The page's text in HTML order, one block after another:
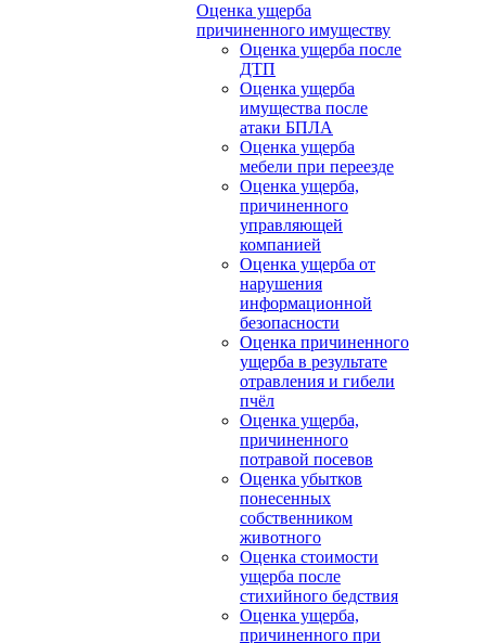
Оценка ущерба
причиненного имуществу
Оценка ущерба после
ДТП
Оценка ущерба
имущества после
атаки БПЛА
Оценка ущерба
мебели при переезде
Оценка ущерба,
причиненного
управляющей
компанией
Оценка ущерба от
нарушения
информационной
безопасности
Оценка причиненного
ущерба в результате
отравления и гибели
пчёл
Оценка ущерба,
причиненного
потравой посевов
Оценка убытков
понесенных
собственником
животного
Оценка стоимости
ущерба после
стихийного бедствия
Оценка ущерба,
причиненного при